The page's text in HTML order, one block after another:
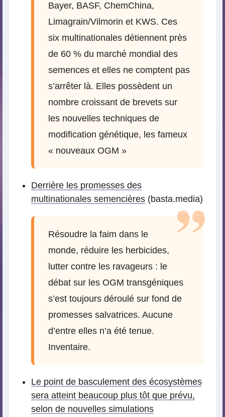
Bayer, BASF, ChemChina,
Limagrain/Vilmorin et KWS. Ces
six multinationales détiennent près
de 60 % du marché mondial des
semences et elles ne comptent pas
s’arrêter là. Elles possèdent un
nombre croissant de brevets sur
les nouvelles techniques de
modification génétique, les fameux
« nouveaux OGM »
Derrière les promesses des
multinationales semencières (basta.media)
Résoudre la faim dans le
monde, réduire les herbicides,
lutter contre les ravageurs : le
débat sur les OGM transgéniques
s’est toujours déroulé sur fond de
promesses salvatrices. Aucune
d’entre elles n’a été tenue.
Inventaire.
Le point de basculement des écosystèmes
sera atteint beaucoup plus tôt que prévu,
selon de nouvelles simulations